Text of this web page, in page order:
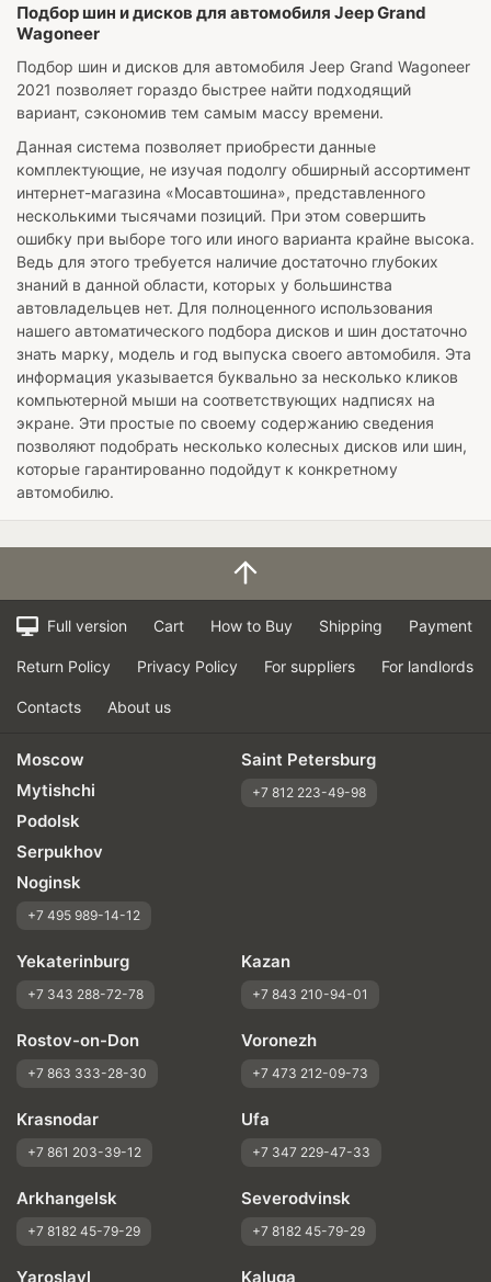
Подбор шин и дисков для автомобиля Jeep Grand
Wagoneer
Подбор шин и дисков для автомобиля Jeep Grand Wagoneer
2021 позволяет гораздо быстрее найти подходящий
вариант, сэкономив тем самым массу времени.
Данная система позволяет приобрести данные
комплектующие, не изучая подолгу обширный ассортимент
интернет-магазина «Мосавтошина», представленного
несколькими тысячами позиций. При этом совершить
ошибку при выборе того или иного варианта крайне высока.
Ведь для этого требуется наличие достаточно глубоких
знаний в данной области, которых у большинства
автовладельцев нет. Для полноценного использования
нашего автоматического подбора дисков и шин достаточно
знать марку, модель и год выпуска своего автомобиля. Эта
информация указывается буквально за несколько кликов
компьютерной мыши на соответствующих надписях на
экране. Эти простые по своему содержанию сведения
позволяют подобрать несколько колесных дисков или шин,
которые гарантированно подойдут к конкретному
автомобилю.
Full version Cart How to Buy Shipping Payment
Return Policy Privacy Policy For suppliers For landlords
Contacts About us
Moscow
Mytishchi
Podolsk
Serpukhov
Noginsk
+7 495 989-14-12
Saint Petersburg
+7 812 223-49-98
Yekaterinburg
+7 343 288-72-78
Kazan
+7 843 210-94-01
Rostov-on-Don
+7 863 333-28-30
Voronezh
+7 473 212-09-73
Krasnodar
+7 861 203-39-12
Ufa
+7 347 229-47-33
Arkhangelsk
+7 8182 45-79-29
Severodvinsk
+7 8182 45-79-29
Yaroslavl Kaluga